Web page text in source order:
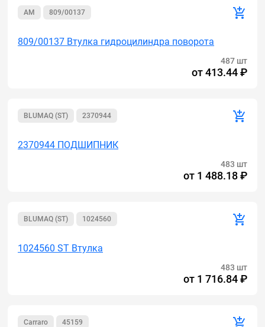
AM 809/00137
809/00137 Втулка гидроцилиндра поворота
487 шт
от413.44 ₽
BLUMAQ (ST) 2370944
2370944 ПОДШИПНИК
483 шт
от 1 488.18 ₽
BLUMAQ (ST) 1024560
1024560 ST Втулка
483 шт
от 1 716.84 ₽
Carraro 45159